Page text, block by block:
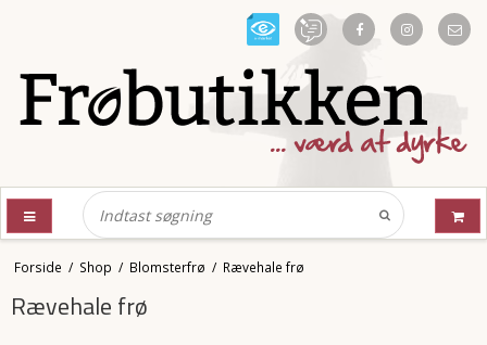
Forside / Shop / Blomsterfrø / Rævehale frø
Rævehale frø